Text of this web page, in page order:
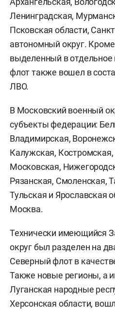
Ленинградская,
Псковская области,
автономный округ. Кроме
выделенный в
флот также вошел в
ЛВО.
В Московский военный
субъекты федерации:
Владимирская,
Калужская,
Московская,
Рязанская, Смоленская,
Тульская и Ярославская
Москва.
Технически имеющийся
округ был разделен на
Северный флот в
Также новые регионы, а
Луганская народные
Херсонская области,